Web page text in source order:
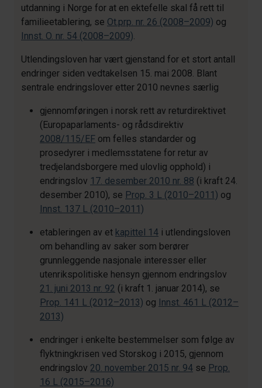
utdanning i Norge for at en ektefelle skal få rett til
familieetablering, se Ot.prp. nr. 26 (2008–2009) og
Innst. O. nr. 54 (2008–2009).
Utlendingsloven har vært gjenstand for et stort antall
endringer siden vedtakelsen 15. mai 2008. Blant
sentrale endringslover etter 2010 nevnes særlig
gjennomføringen i norsk rett av returdirektivet
(Europaparlaments- og rådsdirektiv
2008/115/EF om felles standarder og
prosedyrer i medlemsstatene for retur av
tredjelandsborgere med ulovlig opphold) i
endringslov 17. desember 2010 nr. 88 (i kraft 24.
desember 2010), se Prop. 3 L (2010–2011) og
Innst. 137 L (2010–2011)
etableringen av et kapittel 14 i utlendingsloven
om behandling av saker som berører
grunnleggende nasjonale interesser eller
utenrikspolitiske hensyn gjennom endringslov
21. juni 2013 nr. 92 (i kraft 1. januar 2014), se
Prop. 141 L (2012–2013) og Innst. 461 L (2012–
2013)
endringer i enkelte bestemmelser som følge av
flyktningkrisen ved Storskog i 2015, gjennom
endringslov 20. november 2015 nr. 94 se Prop.
16 L (2015–2016)